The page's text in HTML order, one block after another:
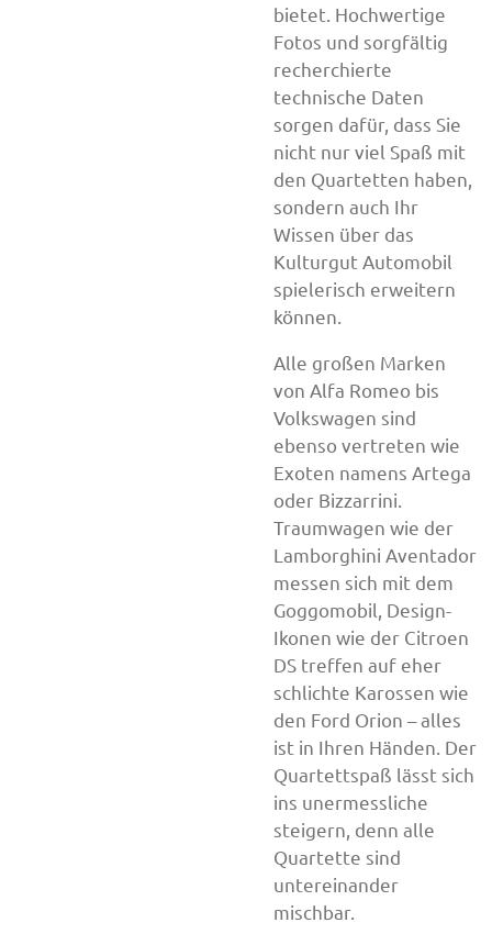
bietet. Hochwertige
Fotos und sorgfältig
recherchierte
technische Daten
sorgen dafür, dass Sie
nicht nur viel Spaß mit
den Quartetten haben,
sondern auch Ihr
Wissen über das
Kulturgut Automobil
spielerisch erweitern
können.
Alle großen Marken
von Alfa Romeo bis
Volkswagen sind
ebenso vertreten wie
Exoten namens Artega
oder Bizzarrini.
Traumwagen wie der
Lamborghini Aventador
messen sich mit dem
Goggomobil, Design-
Ikonen wie der Citroen
DS treffen auf eher
schlichte Karossen wie
den Ford Orion – alles
ist in Ihren Händen. Der
Quartettspaß lässt sich
ins unermessliche
steigern, denn alle
Quartette sind
untereinander
mischbar.